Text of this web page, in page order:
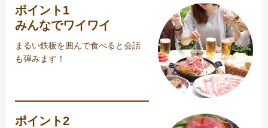
ポイント1
みんなでワイワイ
まるい鉄板を囲んで食べると会話
も弾みます！
ポイント2